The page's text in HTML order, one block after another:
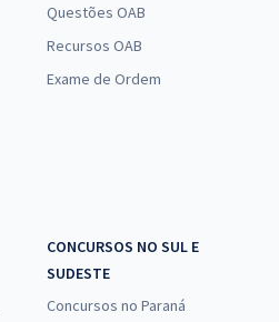
Questões OAB
Recursos OAB
Exame de Ordem
CONCURSOS NO SUL E
SUDESTE
Concursos no Paraná